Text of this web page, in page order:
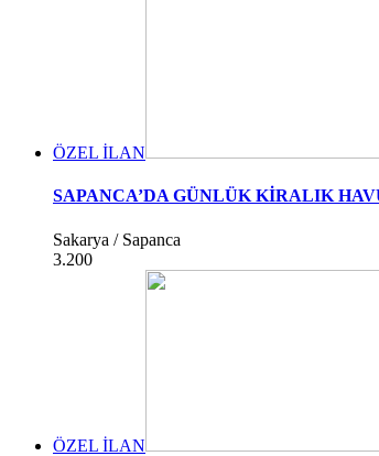
ÖZEL İLAN
SAPANCA’DA GÜNLÜK KİRALIK
Sakarya / Sapanca
3.200
ÖZEL İLAN